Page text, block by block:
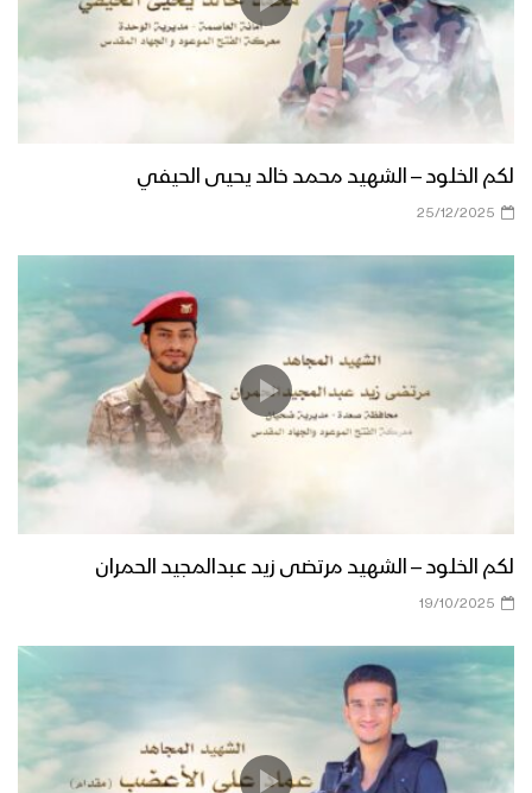
لكم الخلود – الشهيد محمد خالد يحيى الحيفي
25/12/2025
لكم الخلود – الشهيد مرتضى زيد عبدالمجيد الحمران
19/10/2025